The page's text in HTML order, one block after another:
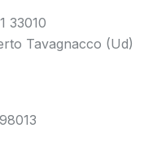
33010
Tavagnacco (Ud)